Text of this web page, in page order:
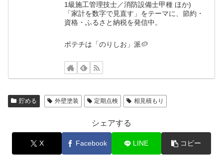
1級施工管理技士／消防設備士甲種 ほか)
「家計を数字で見直す」をテーマに、節約・
資格・ふるさと納税を発信中。
ポテチは「のりしお」派🥔
貯める 外壁塗装 定期点検 相見積もり
シェアする
X Facebook LINE コピー